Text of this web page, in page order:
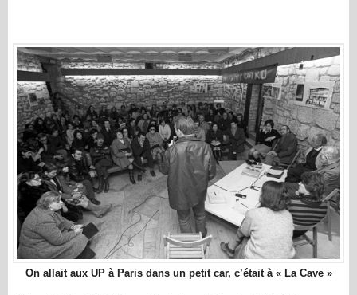
On allait aux UP à Paris dans un petit car, c’était à « La Cave »